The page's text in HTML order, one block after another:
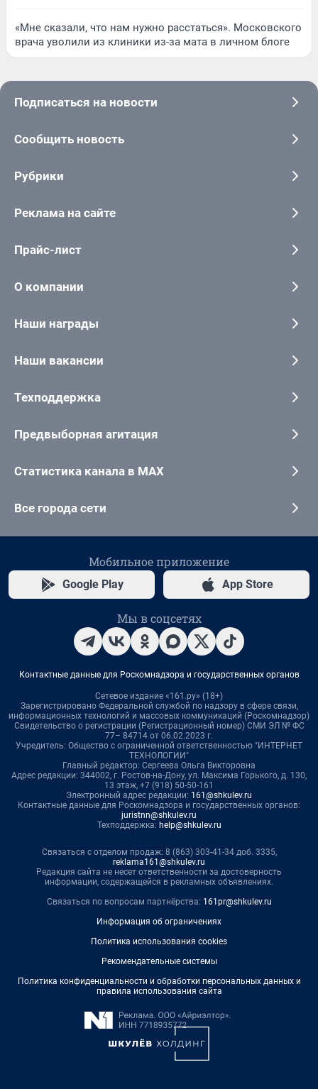
«Мне сказали, что нам нужно расстаться». Московского
врача уволили из клиники из-за мата в личном блоге
Подписаться на новости
Сообщить новость
Рубрики
Реклама на сайте
Прайс-лист
О компании
Наши награды
Наши вакансии
Техподдержка
Предвыборная агитация
Статистика канала в MAX
Все города сети
Мобильное приложение
Google Play App Store
Мы в соцсетях
Контактные данные для Роскомнадзора и государственных органов
Сетевое издание «161.ру» (18+)
Зарегистрировано Федеральной службой по надзору в сфере связи,
информационных технологий и массовых коммуникаций (Роскомнадзор)
Свидетельство о регистрации (Регистрационный номер) СМИ ЭЛ № ФС
77– 84714 от 06.02.2023 г.
Учредитель: Общество с ограниченной ответственностью "ИНТЕРНЕТ
ТЕХНОЛОГИИ"
Главный редактор: Сергеева Ольга Викторовна
Адрес редакции: 344002, г. Ростов-на-Дону, ул. Максима Горького, д. 130,
13 этаж, +7 (918) 50-50-161
Электронный адрес редакции: 161@shkulev.ru
Контактные данные для Роскомнадзора и государственных органов:
juristnn@shkulev.ru
Техподдержка: help@shkulev.ru
Связаться с отделом продаж: 8 (863) 303-41-34 доб. 3335,
reklama161@shkulev.ru
Редакция сайта не несет ответственности за достоверность
информации, содержащейся в рекламных объявлениях.
Связаться по вопросам партнёрства: 161pr@shkulev.ru
Информация об ограничениях
Политика использования cookies
Рекомендательные системы
Политика конфиденциальности и обработки персональных данных и
правила использования сайта